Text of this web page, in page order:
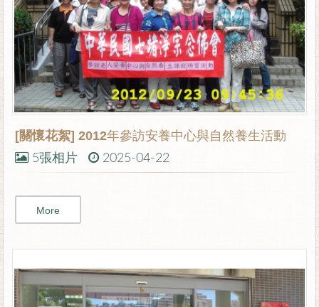
[關懷花絮] 2012年參訪安養中心與自然養生活動
5張相片 2025-04-22
More